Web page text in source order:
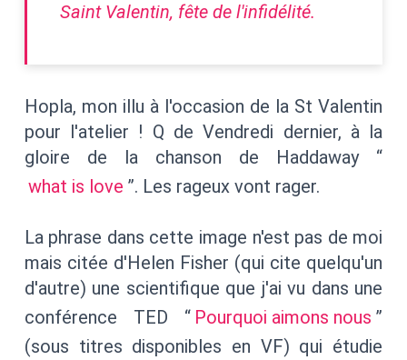
Saint Valentin, fête de l'infidélité.
Hopla, mon illu à l'occasion de la St Valentin
pour l'atelier ! Q de Vendredi dernier, à la
gloire de la chanson de Haddaway “
what is love ”. Les rageux vont rager.
La phrase dans cette image n'est pas de moi
mais citée d'Helen Fisher (qui cite quelqu'un
d'autre) une scientifique que j'ai vu dans une
conférence TED “ Pourquoi aimons nous ”
(sous titres disponibles en VF) qui étudie